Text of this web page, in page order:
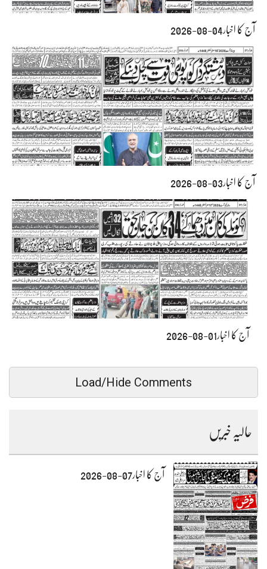
آج کا اخبار04-08-2026
آج کا اخبار03-08-2026
آج کا اخبار01-08-2026
Load/Hide Comments
حالیہ خبریں
آج کا اخبار07-08-2026